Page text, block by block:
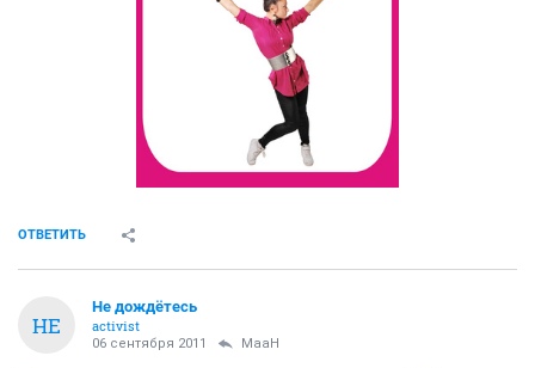
ОТВЕТИТЬ
НЕ
Не дождётесь
activist
06 сентября 2011 MaaH